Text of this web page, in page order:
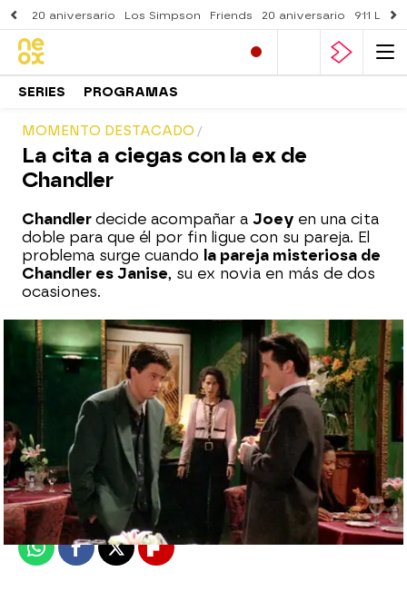
20 aniversario Los Simpson Friends 20 aniversario 911
SERIES PROGRAMAS
MOMENTO DESTACADO
La cita a ciegas con la ex de
Chandler
Chandler decide acompañar a Joey en una cita
doble para que él por fin ligue con su pareja. El
problema surge cuando la pareja misteriosa de
Chandler es Janise, su ex novia en más de dos
ocasiones.
neox
Madrid
Publicado: 01 de agosto de 2019, 12:36
WhatsappFacebook
X Flipboard